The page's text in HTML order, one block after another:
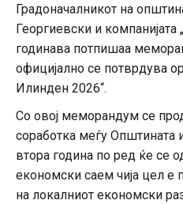
Градоначалникот на
Георгиевски и
годинава потпишаа
официјално се потврдува
Илинден 2026“.
Со овој меморандум се
соработка меѓу Општината
втора година по ред ќе се
економски саем чија цел е
на локалниот економски